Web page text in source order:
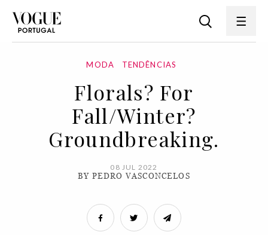
MODA TENDÊNCIAS
Florals? For
Fall/Winter?
Groundbreaking.
08 JUL 2022
BY PEDRO VASCONCELOS